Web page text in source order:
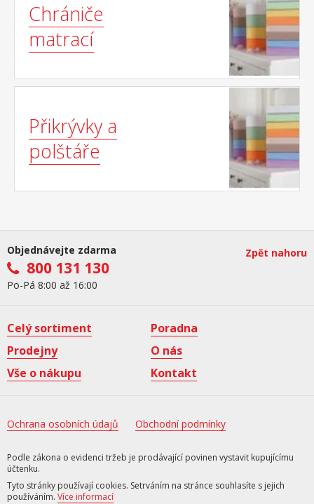
Chrániče
matrací
Přikrývky a
polštáře
Objednávejte zdarma
800 131 130
Po-Pá 8:00 až 16:00
Zpět nahoru
Celý sortiment
Poradna
Prodejny
O nás
Vše o nákupu
Kontakt
Ochrana osobních údajů Obchodní podmínky
Podle zákona o evidenci tržeb je prodávající povinen vystavit kupujícímu
účtenku.
Tyto stránky používají cookies. Setrváním na stránce souhlasíte s jejich
používáním. Více informací